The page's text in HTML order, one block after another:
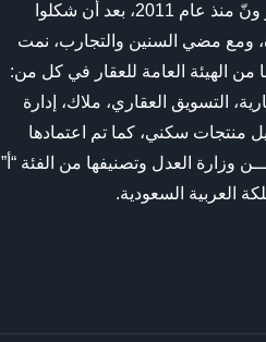
انطلقت شركة عقار ونّ منذ عام 2011، بعد أن شكلوا
ومع مضي السنين والتجارب، نمت
من الهيئة العامة للعقار في كل من:
التسويق العقاري، ملاك، إدارة
منتجات سكني، كما تم اعتمادها
وزارة العدل وتصنيفها من الفئة “أ”
العربية السعودية.